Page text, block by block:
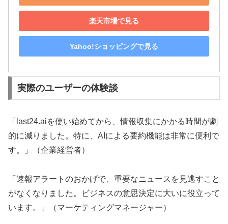
楽天市場で見る
Yahoo!ショッピングで見る
実際のユーザーの体験談
「last24.aiを使い始めてから、情報収集にかかる時間が劇
的に減りました。特に、AIによる要約機能は非常に便利で
す。」（企業経営者）
「速報アラートのおかげで、重要なニュースを見逃すこと
がなくなりました。ビジネスの意思決定に大いに役立って
います。」（マーケティングマネージャー）